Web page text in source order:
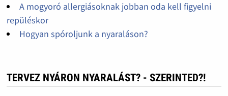
A mogyoró allergiásoknak jobban oda kell figyelni
repüléskor
Hogyan spóroljunk a nyaraláson?
TERVEZ NYÁRON NYARALÁST? - SZERINTED?!